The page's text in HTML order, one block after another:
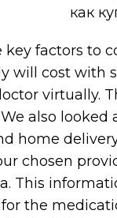
как
key factors to
will cost with
virtually.
also looked
home
chosen
This
the